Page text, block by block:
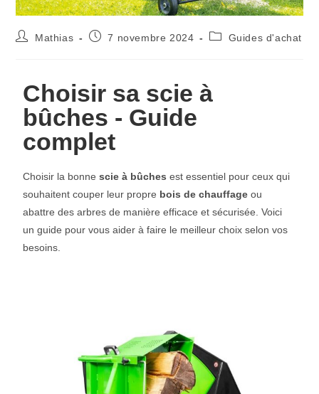
Mathias 7 novembre 2024 Guides d'achat
Choisir sa scie à
bûches - Guide
complet
Choisir la bonnescie à bûches est essentiel pour ceux qui
souhaitent couper leur propre bois de chauffage ou
abattre des arbres de manière efficace et sécurisée. Voici
un guide pour vous aider à faire le meilleur choix selon vos
besoins.